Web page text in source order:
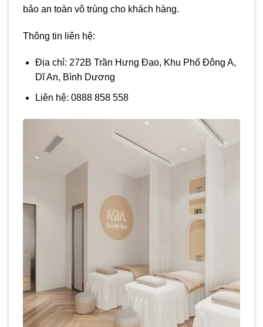
bảo an toàn vô trùng cho khách hàng.
Thông tin liên hệ:
Địa chỉ: 272B Trần Hưng Đạo, Khu Phố Đông A,
Dĩ An, Bình Dương
Liên hệ: 0888 858 558